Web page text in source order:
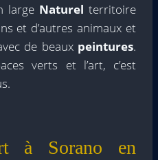
large Naturel territoire
et d’autres animaux et
de beaux peintures.
verts et l’art, c’est
à Sorano en